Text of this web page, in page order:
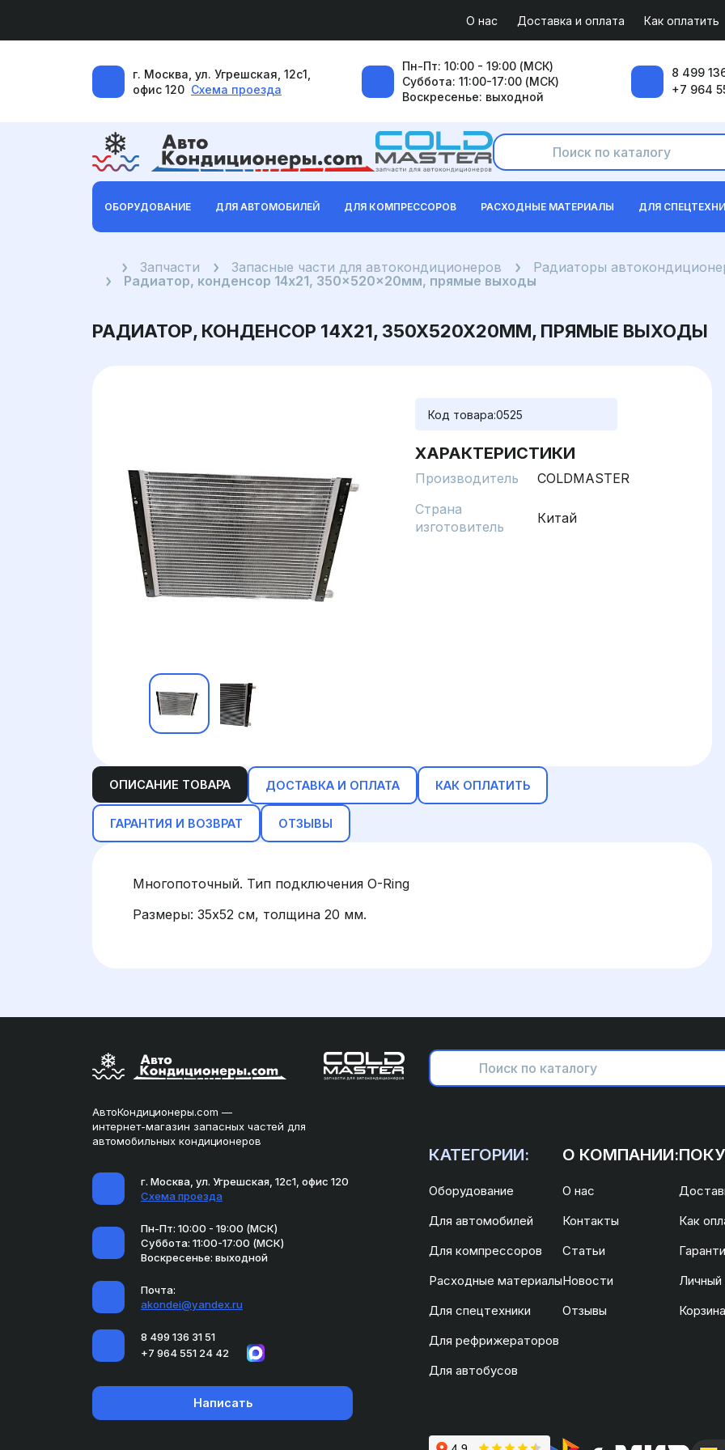
О нас Доставка и оплата Как оплатить
г. Москва, ул. Угрешская, 12с1,
офис 120 Схема проезда
Пн-Пт: 10:00 - 19:00 (МСК)
Суббота: 11:00-17:00 (МСК)
Воскресенье: выходной
8 499
+7 964
ОБОРУДОВАНИЕ ДЛЯ АВТОМОБИЛЕЙ ДЛЯ КОМПРЕССОРОВ РАСХОДНЫЕ МАТЕРИАЛЫ ДЛЯ
ГлавнаяЗапчасти Запасные части для автокондиционеров
Радиаторы
Радиатор, конденсор 14x21, 350x520x20мм, прямые выходы
РАДИАТОР, КОНДЕНСОР 14X21, 350X520X20ММ, ПРЯМЫЕ ВЫХОДЫ
Код товара:0525
ХАРАКТЕРИСТИКИ
Производитель
COLDMASTER
Страна
изготовитель
Китай
ОПИСАНИЕ ТОВАРА ДОСТАВКА И ОПЛАТА КАК ОПЛАТИТЬ
ГАРАНТИЯ И ВОЗВРАТ ОТЗЫВЫ
Многопоточный. Тип подключения O-Ring
Размеры: 35х52 см, толщина 20 мм.
АвтоКондиционеры.com —
интернет-магазин запасных частей для
автомобильных кондиционеров
г. Москва, ул. Угрешская, 12с1, офис 120
Схема проезда
Пн-Пт: 10:00 - 19:00 (МСК)
Суббота: 11:00-17:00 (МСК)
Воскресенье: выходной
Почта:
akondei@yandex.ru
8 499 136 31 51
+7 964 551 24 42
Написать
КАТЕГОРИИ:
Оборудование
Для автомобилей
Для компрессоров
Расходные материалы
Для спецтехники
Для рефрижераторов
Для автобусов
О КОМПАНИИ:
О нас
Контакты
Статьи
Новости
Отзывы
Как
Личный
Корзина